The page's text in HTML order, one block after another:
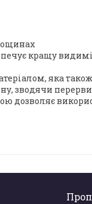
кращу
яка
зводячи